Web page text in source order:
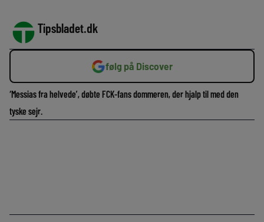
Tipsbladet.dk
følg på Discover
‘Messias fra helvede’, døbte FCK-fans dommeren, der hjalp til med den
tyske sejr.